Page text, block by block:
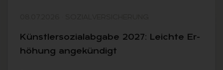
Künst­ler­so­zi­al­ab­ga­be 2027: Leich­te Er­
hö­hung an­ge­kün­digt